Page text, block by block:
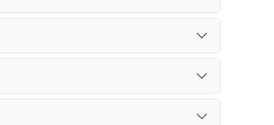
Для уточнения результатов рекомендуется
от количества совпадений и объема
сети и поисковые сервисы позволяют